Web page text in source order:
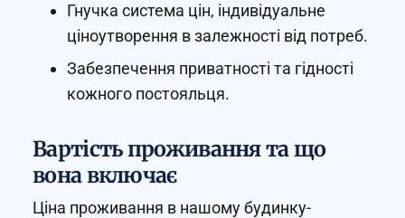
Гнучка система цін, індивідуальне
ціноутворення в залежності від потреб.
Забезпечення приватності та гідності
кожного постояльця.
Вартість проживання та що
вона включає
Ціна проживання в нашому будинку-